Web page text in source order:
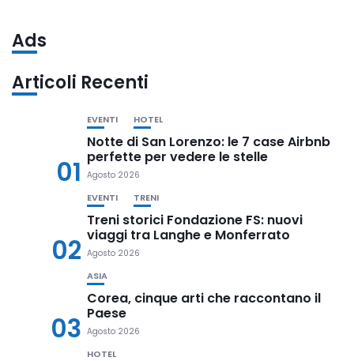
Ads
Articoli Recenti
01
EVENTI HOTEL
Notte di San Lorenzo: le 7 case Airbnb
perfette per vedere le stelle
Agosto 2026
02
EVENTI TRENI
Treni storici Fondazione FS: nuovi
viaggi tra Langhe e Monferrato
Agosto 2026
03
ASIA
Corea, cinque arti che raccontano il
Paese
Agosto 2026
HOTEL